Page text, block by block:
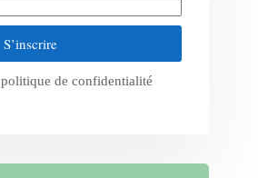
S’inscrire
politique de confidentialité